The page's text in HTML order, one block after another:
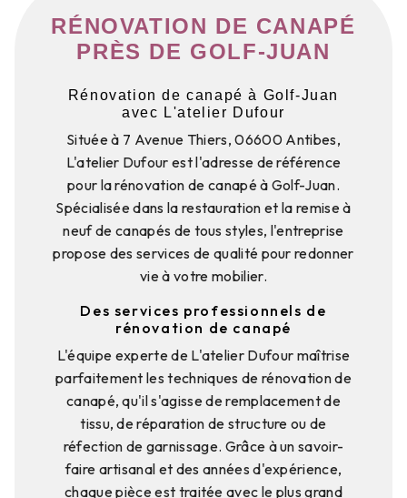
RÉNOVATION DE CANAPÉ
PRÈS DE GOLF-JUAN
Rénovation de canapé à Golf-Juan
avec L'atelier Dufour
Située à 7 Avenue Thiers, 06600 Antibes,
L'atelier Dufour est l'adresse de référence
pour la rénovation de canapé à Golf-Juan.
Spécialisée dans la restauration et la remise à
neuf de canapés de tous styles, l'entreprise
propose des services de qualité pour redonner
vie à votre mobilier.
Des services professionnels de
rénovation de canapé
L'équipe experte de L'atelier Dufour maîtrise
parfaitement les techniques de rénovation de
canapé, qu'il s'agisse de remplacement de
tissu, de réparation de structure ou de
réfection de garnissage. Grâce à un savoir-
faire artisanal et des années d'expérience,
chaque pièce est traitée avec le plus grand